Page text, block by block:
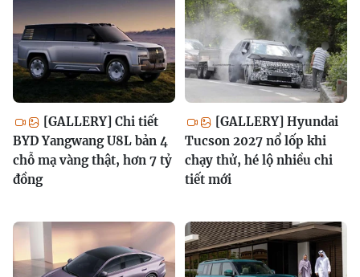
[GALLERY] Chi tiết
BYD Yangwang U8L bản 4
chỗ mạ vàng thật, hơn 7 tỷ
đồng
[GALLERY] Hyundai
Tucson 2027 nổ lốp khi
chạy thử, hé lộ nhiều chi
tiết mới